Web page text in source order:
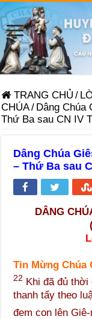
TRANG CHỦ /
CHÚA/ Dâng Chúa
Thứ Ba sau CN IV
Dâng Chúa
– Thứ Ba sau
DÂNG
Tin Mừng Chúa
22 Khi đã đủ
thanh tẩy theo
đem con lên